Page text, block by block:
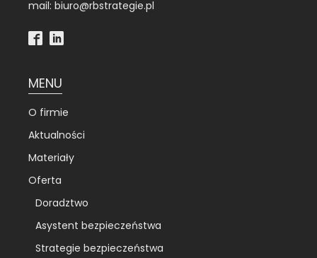
mail: biuro@rbstrategie.pl
MENU
O firmie
Aktualności
Materiały
Oferta
Doradztwo
Asystent bezpieczeństwa
Strategie bezpieczeństwa